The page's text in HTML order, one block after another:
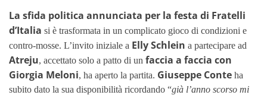
La sfida politica annunciata per la festa di Fratelli
d’Italia si è trasformata in un complicato gioco di condizioni e
contro-mosse. L’invito iniziale a Elly Schlein a partecipare ad
Atreju, accettato solo a patto di un faccia a faccia con
Giorgia Meloni, ha aperto la partita. Giuseppe Conte ha
subito dato la sua disponibilità ricordando “già l’anno scorso mi